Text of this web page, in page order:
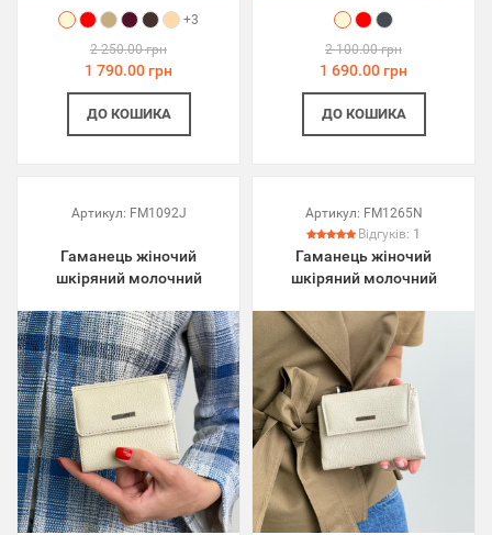
+3
2 250.00 грн
1 790.00 грн
ДО КОШИКА
2 100.00 грн
1 690.00 грн
ДО КОШИКА
Артикул: FM1092J
Гаманець жіночий
шкіряний молочний
Артикул: FM1265N
Відгуків: 1
Гаманець жіночий
шкіряний молочний